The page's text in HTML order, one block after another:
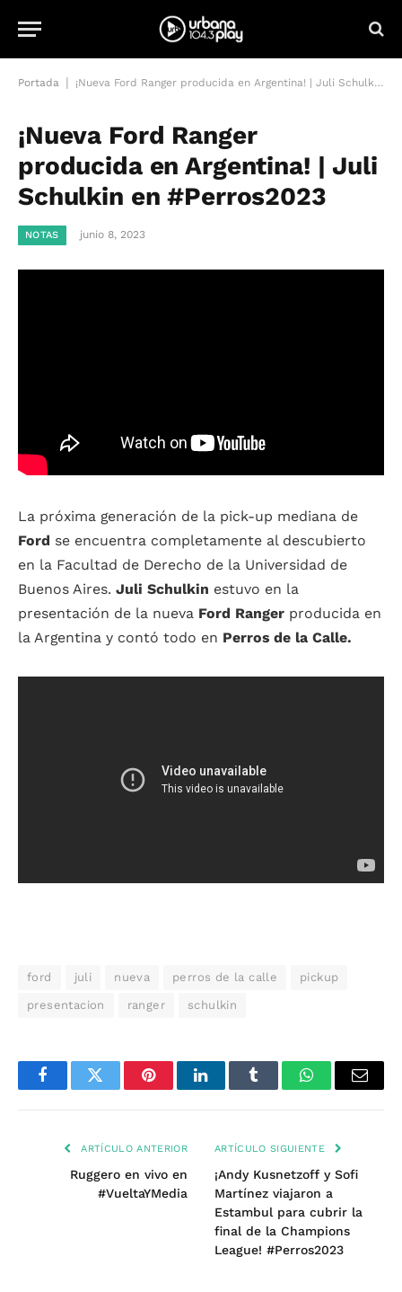
Portada ¡Nueva Ford Ranger producida en Argentina! | Juli Schulkin en #Perros2023
¡Nueva Ford Ranger
producida en Argentina! | Juli
Schulkin en #Perros2023
NOTAS junio 8, 2023
La próxima generación de la pick-up mediana de
Ford se encuentra completamente al descubierto
en la Facultad de Derecho de la Universidad de
Buenos Aires. Juli Schulkin estuvo en la
presentación de la nueva Ford Ranger producida en
la Argentina y contó todo en Perros de la Calle.
ford juli nueva perros de la calle pickup
presentacion ranger schulkin
FacebookTwitter PinterestLinkedInTumblr WhatsAppEmail
ARTÍCULO ANTERIOR
Ruggero en vivo en
#VueltaYMedia
ARTÍCULO SIGUIENTE
¡Andy Kusnetzoff y Sofi
Martínez viajaron a
Estambul para cubrir la
final de la Champions
League! #Perros2023